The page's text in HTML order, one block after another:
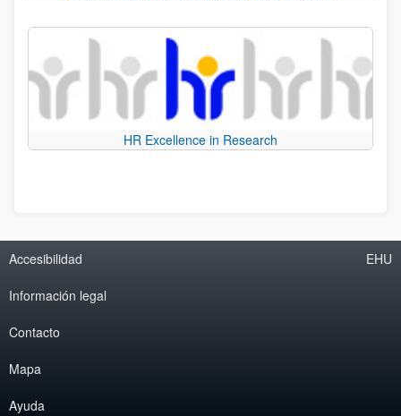
HR Excellence in Research
Accesibilidad
Información legal
Contacto
Mapa
Ayuda
EHU